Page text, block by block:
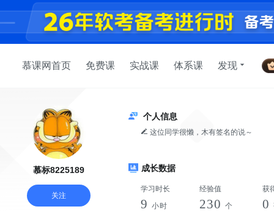
慕课网首页 免费课 实战课 体系课 发现
慕标8225189
关注
个人信息
这位同学很懒，木有签名的说～
成长数据
学习时长
9 小时
经验值
230 个
获
0